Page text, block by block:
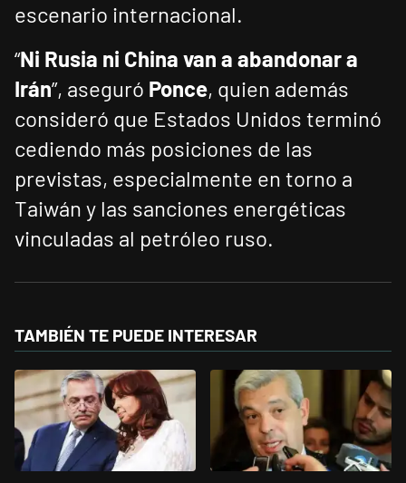
escenario internacional.
“Ni Rusia ni China van a abandonar a
Irán”, aseguró Ponce, quien además
consideró que Estados Unidos terminó
cediendo más posiciones de las
previstas, especialmente en torno a
Taiwán y las sanciones energéticas
vinculadas al petróleo ruso.
TAMBIÉN TE PUEDE INTERESAR